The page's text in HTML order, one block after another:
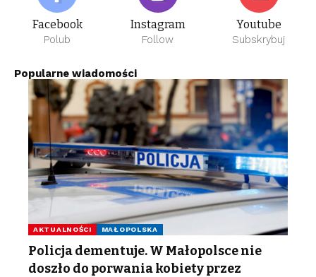
Facebook
Polub
Instagram
Follow
Youtube
Subskrybuj
Popularne wiadomości
AKTUALNOŚCI MAŁOPOLSKA
Policja dementuje. W Małopolsce nie
doszło do porwania kobiety przez